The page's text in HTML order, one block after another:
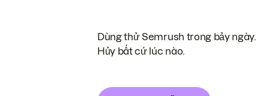
Dùng thử Semrush trong bảy ngày.
Hủy bất cứ lúc nào.